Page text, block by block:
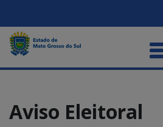
Aviso Eleitoral